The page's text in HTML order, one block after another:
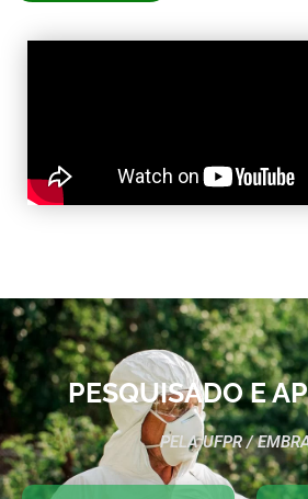
PESQUISADO E
PELA UFPR /